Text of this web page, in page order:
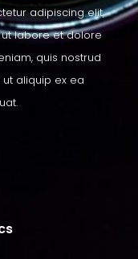
adipiscing elit,
labore et dolore
quis nostrud
aliquip ex ea